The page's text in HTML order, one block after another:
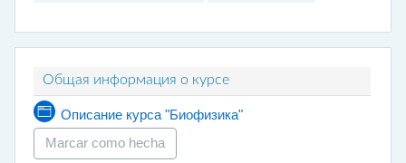
Diagrama de temas
Общая информация о курсе
Описание курса "Биофизика"
Página
Marcar como hecha